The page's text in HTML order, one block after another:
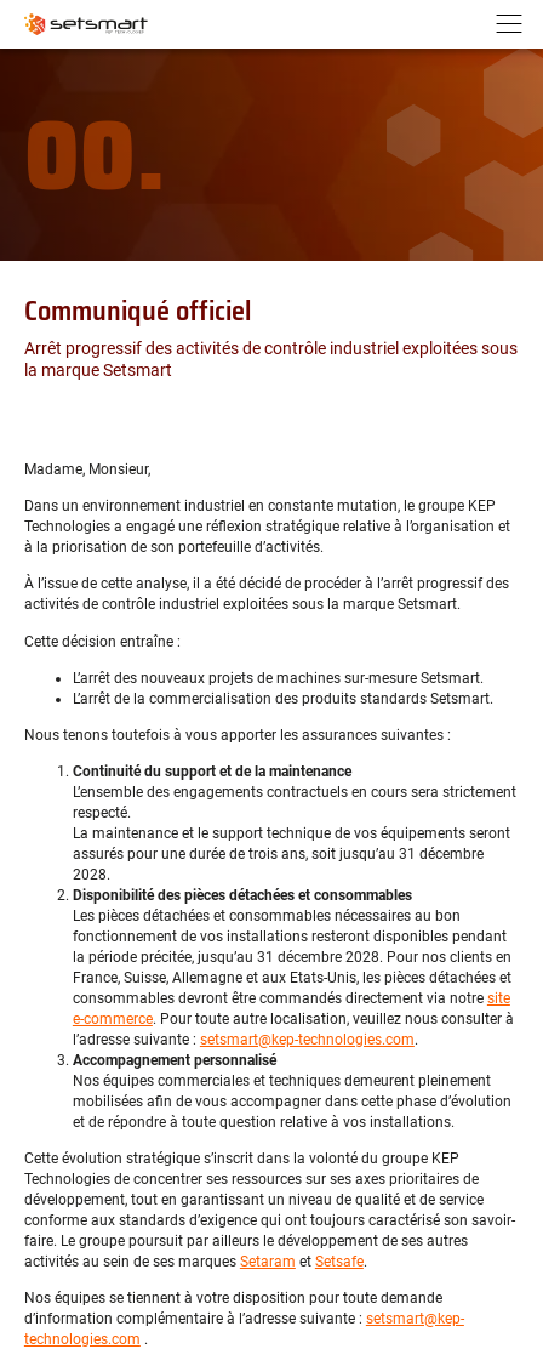
Aller au contenu
00.
Communiqué officiel
Arrêt progressif des activités de contrôle industriel exploitées sous
la marque Setsmart
Madame, Monsieur,
Dans un environnement industriel en constante mutation, le groupe KEP
Technologies a engagé une réflexion stratégique relative à l’organisation et
à la priorisation de son portefeuille d’activités.
À l’issue de cette analyse, il a été décidé de procéder à l’arrêt progressif des
activités de contrôle industriel exploitées sous la marque Setsmart.
Cette décision entraîne :
L’arrêt des nouveaux projets de machines sur-mesure Setsmart.
L’arrêt de la commercialisation des produits standards Setsmart.
Nous tenons toutefois à vous apporter les assurances suivantes :
Continuité du support et de la maintenance
L’ensemble des engagements contractuels en cours sera strictement
respecté.
La maintenance et le support technique de vos équipements seront
assurés pour une durée de trois ans, soit jusqu’au 31 décembre
2028.
Disponibilité des pièces détachées et consommables
Les pièces détachées et consommables nécessaires au bon
fonctionnement de vos installations resteront disponibles pendant
la période précitée, jusqu’au 31 décembre 2028. Pour nos clients en
France, Suisse, Allemagne et aux Etats-Unis, les pièces détachées et
consommables devront être commandés directement via notre site
e-commerce. Pour toute autre localisation, veuillez nous consulter à
l’adresse suivante : setsmart@kep-technologies.com.
Accompagnement personnalisé
Nos équipes commerciales et techniques demeurent pleinement
mobilisées afin de vous accompagner dans cette phase d’évolution
et de répondre à toute question relative à vos installations.
Cette évolution stratégique s’inscrit dans la volonté du groupe KEP
Technologies de concentrer ses ressources sur ses axes prioritaires de
développement, tout en garantissant un niveau de qualité et de service
conforme aux standards d’exigence qui ont toujours caractérisé son savoir-
faire. Le groupe poursuit par ailleurs le développement de ses autres
activités au sein de ses marques Setaram et Setsafe.
Nos équipes se tiennent à votre disposition pour toute demande
d’information complémentaire à l’adresse suivante : setsmart@kep-
technologies.com .
Panneau de gestion des cookies